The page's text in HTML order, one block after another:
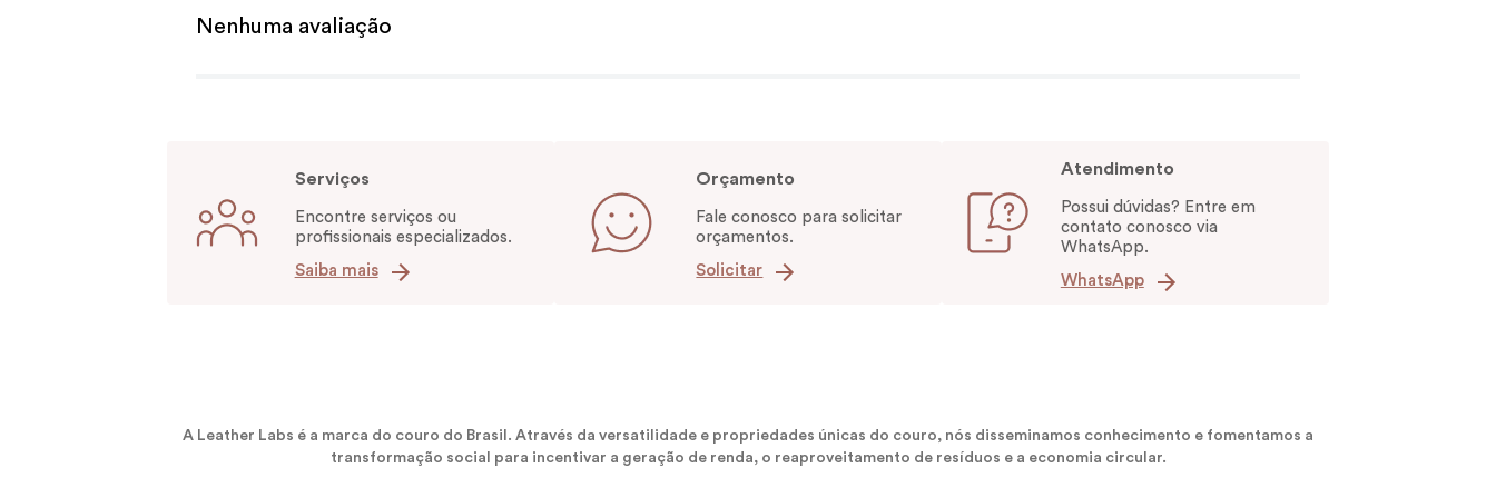
Nenhuma avaliação
Serviços
Encontre serviços ou
profissionais especializados.
Saiba mais
Orçamento
Fale conosco para solicitar
orçamentos.
Solicitar
Atendimento
Possui dúvidas? Entre em
contato conosco via
WhatsApp.
WhatsApp
A Leather Labs é a marca do couro do Brasil. Através da versatilidade e propriedades únicas do couro, nós disseminamos conhecimento e fomentamos a
transformação social para incentivar a geração de renda, o reaproveitamento de resíduos e a economia circular.